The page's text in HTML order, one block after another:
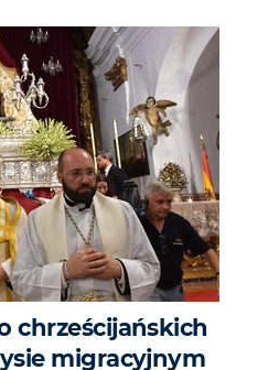
chrześcijańskich
migracyjnym